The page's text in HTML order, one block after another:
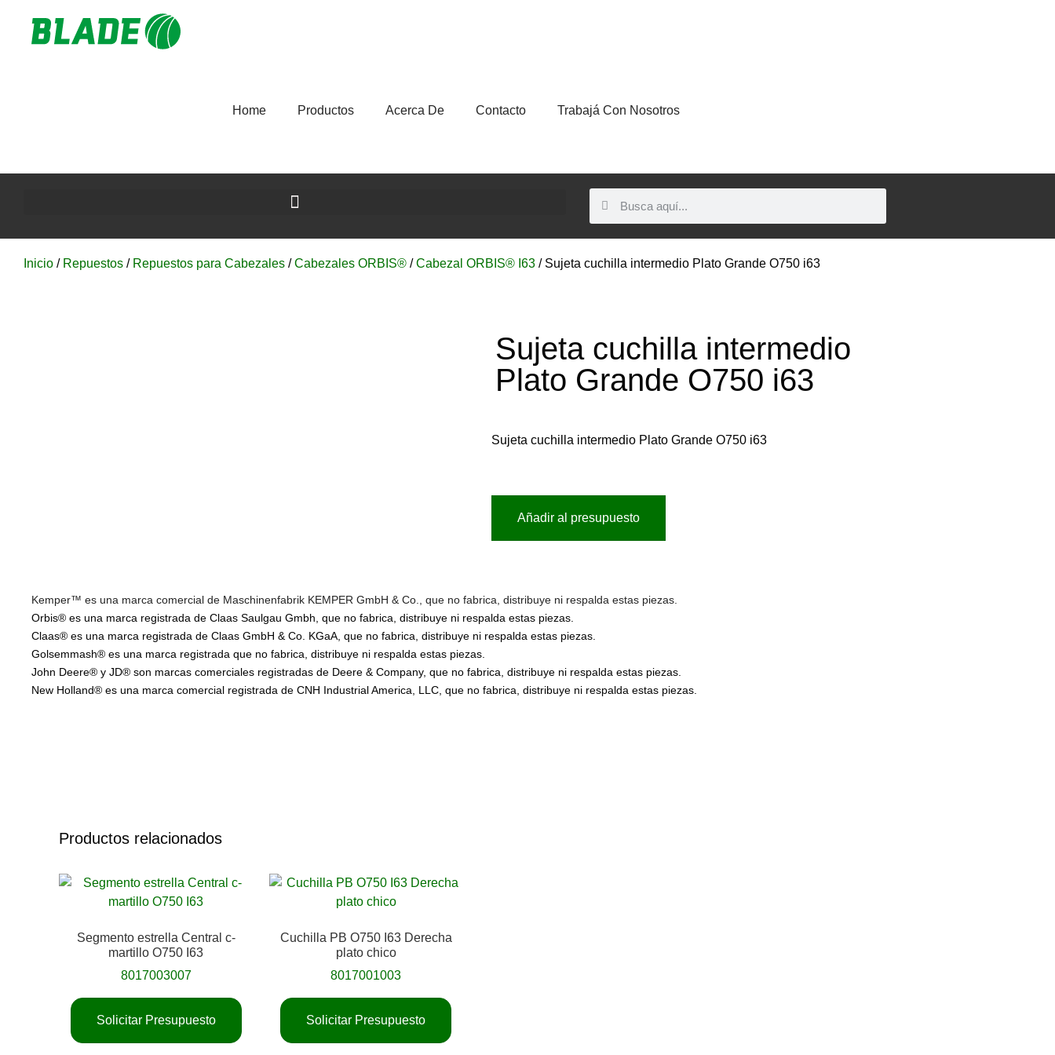
Home Productos Acerca De Contacto Trabajá Con Nosotros
Inicio / Repuestos / Repuestos para Cabezales /Cabezales ORBIS® /Cabezal ORBIS® I63 / Sujeta cuchilla intermedio Plato Grande O750 i63
Sujeta cuchilla intermedio
Plato Grande O750 i63
Sujeta cuchilla intermedio Plato Grande O750 i63
Añadir al presupuesto
Kemper™ es una marca comercial de Maschinenfabrik KEMPER GmbH & Co., que no fabrica, distribuye ni respalda estas piezas.
Orbis® es una marca registrada de Claas Saulgau Gmbh, que no fabrica, distribuye ni respalda estas piezas.
Claas® es una marca registrada de Claas GmbH & Co. KGaA, que no fabrica, distribuye ni respalda estas piezas.
Golsemmash® es una marca registrada que no fabrica, distribuye ni respalda estas piezas.
John Deere® y JD® son marcas comerciales registradas de Deere & Company, que no fabrica, distribuye ni respalda estas piezas.
New Holland® es una marca comercial registrada de CNH Industrial America, LLC, que no fabrica, distribuye ni respalda estas piezas.
Productos relacionados
Segmento estrella Central c-
martillo O750 I63
8017003007
Solicitar Presupuesto
Cuchilla PB O750 I63 Derecha
plato chico
8017001003
Solicitar Presupuesto